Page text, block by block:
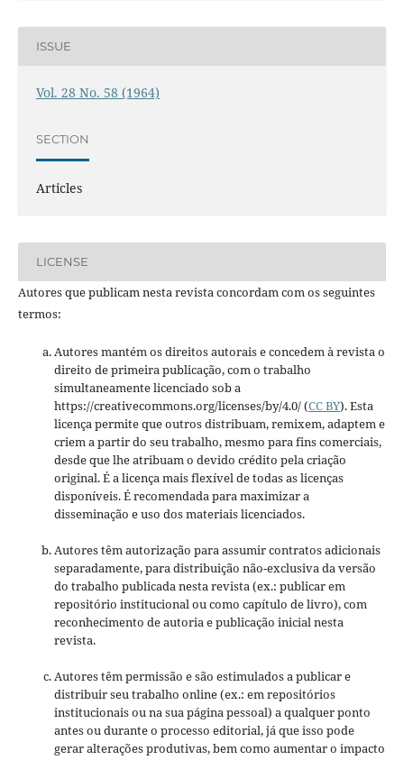
ISSUE
Vol. 28 No. 58 (1964)
SECTION
Articles
LICENSE
Autores que publicam nesta revista concordam com os seguintes
termos:
Autores mantém os direitos autorais e concedem à revista o
direito de primeira publicação, com o trabalho
simultaneamente licenciado sob a
https://creativecommons.org/licenses/by/4.0/ (CC BY). Esta
licença permite que outros distribuam, remixem, adaptem e
criem a partir do seu trabalho, mesmo para fins comerciais,
desde que lhe atribuam o devido crédito pela criação
original. É a licença mais flexível de todas as licenças
disponíveis. É recomendada para maximizar a
disseminação e uso dos materiais licenciados.
Autores têm autorização para assumir contratos adicionais
separadamente, para distribuição não-exclusiva da versão
do trabalho publicada nesta revista (ex.: publicar em
repositório institucional ou como capítulo de livro), com
reconhecimento de autoria e publicação inicial nesta
revista.
Autores têm permissão e são estimulados a publicar e
distribuir seu trabalho online (ex.: em repositórios
institucionais ou na sua página pessoal) a qualquer ponto
antes ou durante o processo editorial, já que isso pode
gerar alterações produtivas, bem como aumentar o impacto